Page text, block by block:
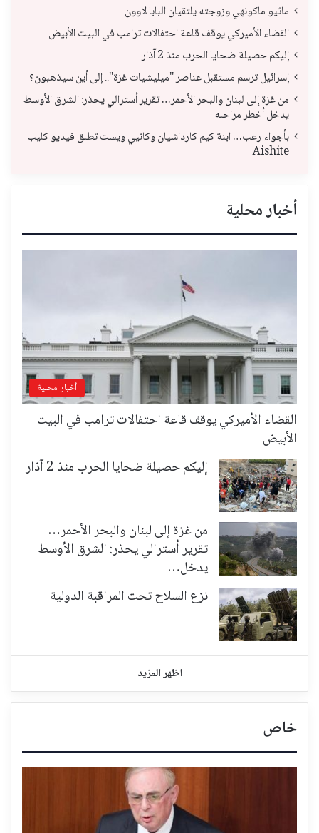
ماثيو ماكونهي وزوجته يلتقيان البابا لاوون
القضاء الأميركي يوقف قاعة احتفالات ترامب في البيت الأبيض
إليكم حصيلة ضحايا الحرب منذ 2 آذار
إسرائيل ترسم مستقبل عناصر "ميليشيات غزة".. إلى أين سيذهبون؟
من غزة إلى لبنان والبحر الأحمر… تقرير أسترالي يحذر: الشرق الأوسط
يدخل أخطر مراحله
بأجواء رعب… ابنة كيم كارداشيان وكانيي ويست تطلق فيديو كليب
Aishite
أخبار محلية
أخبار محلية
القضاء الأميركي يوقف قاعة احتفالات ترامب في البيت
الأبيض
إليكم حصيلة ضحايا الحرب منذ 2 آذار
من غزة إلى لبنان والبحر الأحمر…
تقرير أسترالي يحذر: الشرق الأوسط
يدخل…
نزع السلاح تحت المراقبة الدولية
اظهر المزيد
خاص